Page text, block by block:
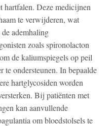
hartfalen. Deze medicijnen
te verwijderen, wat
ademhaling
zoals spironolacton
de kaliumspiegels op peil
te ondersteunen. In bepaalde
hartglycosiden worden
Bij patiënten met
kan aanvullende
om bloedstolsels te